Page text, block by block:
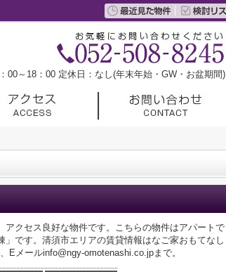
00～18：00 定休日：なし(年末年始・GW・お盆期間)
クセス良好な物件です。こちらの物件はアパートで
です。清須市エリアの賃貸情報はなご家おもてなし
Eメールinfo@ngy-omotenashi.co.jpまで。